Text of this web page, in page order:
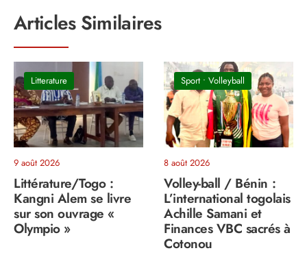
Articles Similaires
Litterature
9 août 2026
Littérature/Togo :
Kangni Alem se livre
sur son ouvrage «
Olympio »
Sport • Volleyball
8 août 2026
Volley-ball / Bénin :
L’international togolais
Achille Samani et
Finances VBC sacrés à
Cotonou